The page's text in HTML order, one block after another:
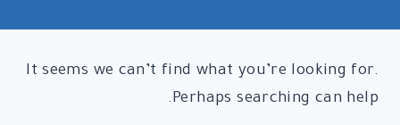
It seems we can’t find what you’re looking for.
Perhaps searching can help.